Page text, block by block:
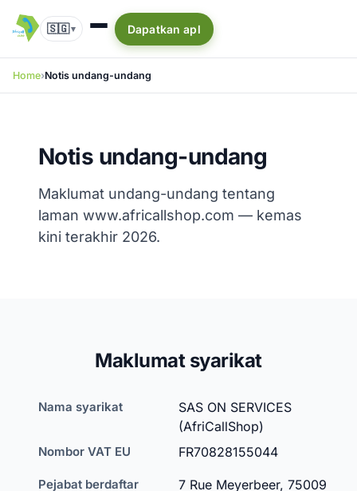
🇸🇬▾ Dapatkan apl
Home Notis undang-undang
Notis undang-undang
Maklumat undang-undang tentang
laman www.africallshop.com — kemas
kini terakhir 2026.
Maklumat syarikat
Nama syarikat
SAS ON SERVICES
(AfriCallShop)
Nombor VAT EU FR70828155044
Pejabat berdaftar
7 Rue Meyerbeer, 75009